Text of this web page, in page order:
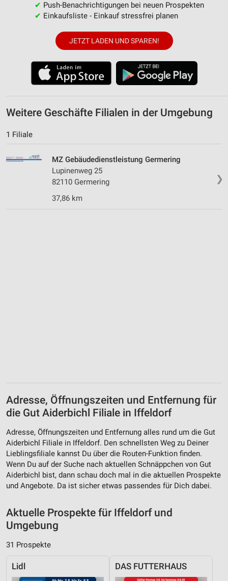
✔ Push-Benachrichtigungen bei neuen Prospekten
✔ Einkaufsliste - Einkauf stressfrei planen
JETZT LADEN UND SPAREN!
Weitere Geschäfte Filialen in der Umgebung
1 Filiale
❯
MZ Gebäudedienstleistung Germering
Lupinenweg 25
82110 Germering
37,86 km
Adresse, Öffnungszeiten und Entfernung für
die Gut Aiderbichl Filiale in Iffeldorf
Adresse, Öffnungszeiten und Entfernung alles rund um die Gut
Aiderbichl Filiale in Iffeldorf. Den schnellsten Weg zu Deiner
Lieblingsfiliale kannst Du über die Routen-Funktion finden.
Wenn Du auf der Suche nach aktuellen Schnäppchen von Gut
Aiderbichl bist, dann schau doch mal in die aktuellen Prospekte
und Angebote. Da ist sicher etwas passendes für Dich dabei.
Aktuelle Prospekte für Iffeldorf und
Umgebung
31 Prospekte
Lidl DAS FUTTERHAUS